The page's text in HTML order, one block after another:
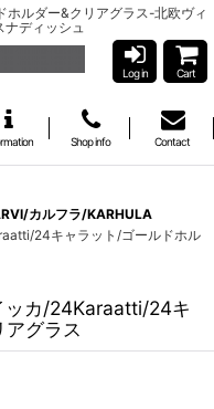
ルダー&クリアグラス-北欧ヴィ
ディッシュ
Log in Cart
Shop info Contact
カルフラ/KARHULA
24キャラット/ゴールドホル
ッカ/24Karaatti/24キ
グラス